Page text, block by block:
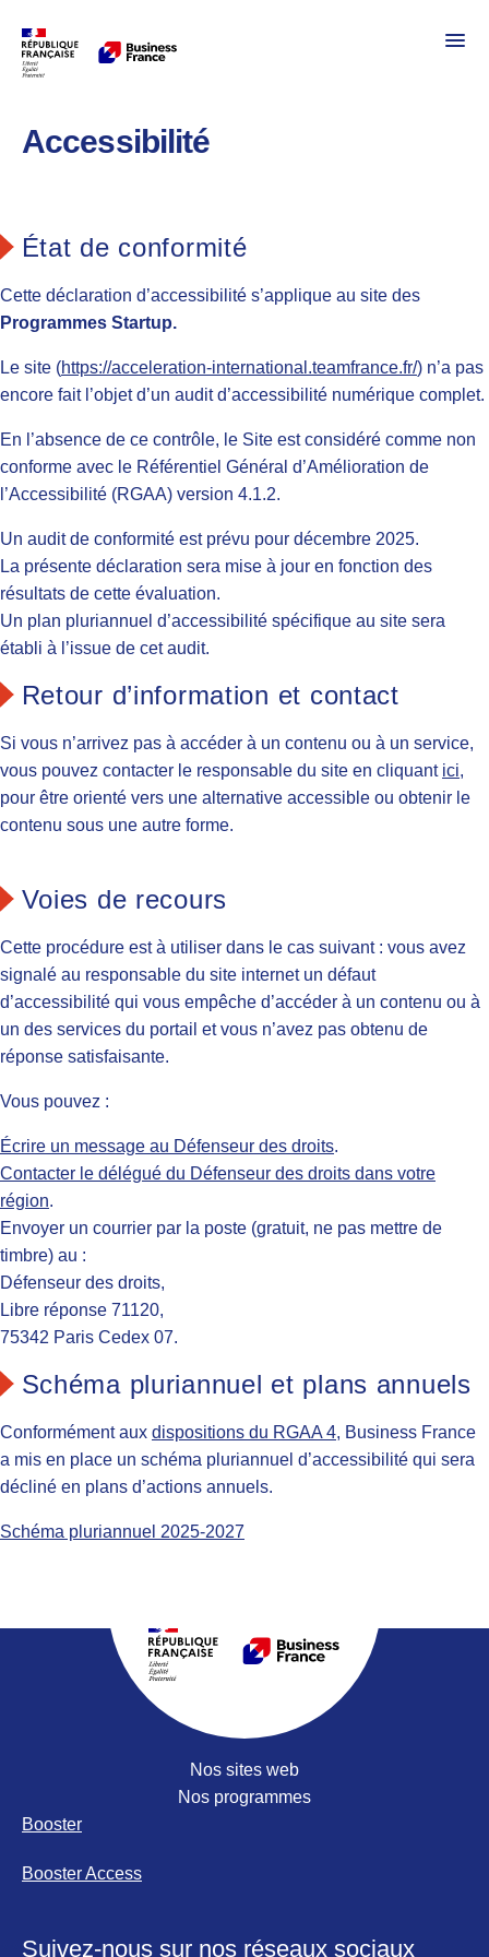
Accessibilité
État de conformité
Cette déclaration d’accessibilité s’applique au site des
Programmes Startup.
Le site (https://acceleration-international.teamfrance.fr/) n’a pas
encore fait l’objet d’un audit d’accessibilité numérique complet.
En l’absence de ce contrôle, le Site est considéré comme non
conforme avec le Référentiel Général d’Amélioration de
l’Accessibilité (RGAA) version 4.1.2.
Un audit de conformité est prévu pour décembre 2025.
La présente déclaration sera mise à jour en fonction des
résultats de cette évaluation.
Un plan pluriannuel d’accessibilité spécifique au site sera
établi à l’issue de cet audit.
Retour d’information et contact
Si vous n’arrivez pas à accéder à un contenu ou à un service,
vous pouvez contacter le responsable du site en cliquant ici,
pour être orienté vers une alternative accessible ou obtenir le
contenu sous une autre forme.
Voies de recours
Cette procédure est à utiliser dans le cas suivant : vous avez
signalé au responsable du site internet un défaut
d’accessibilité qui vous empêche d’accéder à un contenu ou à
un des services du portail et vous n’avez pas obtenu de
réponse satisfaisante.
Vous pouvez :
Écrire un message au Défenseur des droits.
Contacter le délégué du Défenseur des droits dans votre
région.
Envoyer un courrier par la poste (gratuit, ne pas mettre de
timbre) au :
Défenseur des droits,
Libre réponse 71120,
75342 Paris Cedex 07.
Schéma pluriannuel et plans annuels
Conformément aux dispositions du RGAA 4, Business France
a mis en place un schéma pluriannuel d’accessibilité qui sera
décliné en plans d’actions annuels.
Schéma pluriannuel 2025-2027
Portail Business
Nos sites web
Nos programmes
Booster
Booster Access
Suivez-nous sur nos réseaux sociaux